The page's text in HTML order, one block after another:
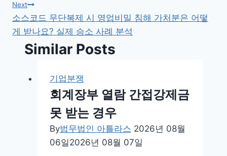
색
Next
소스코드 무단복제 시 영업비밀 침해 가처분은 어떻
게 받나요? 실제 승소 사례 분석
Similar Posts
기업분쟁
회계장부 열람 간접강제금
못 받는 경우
By법무법인 아틀라스 2026년 08월
06일2026년 08월 07일